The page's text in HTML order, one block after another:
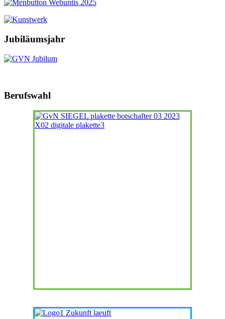
Jubiläumsjahr
Berufswahl